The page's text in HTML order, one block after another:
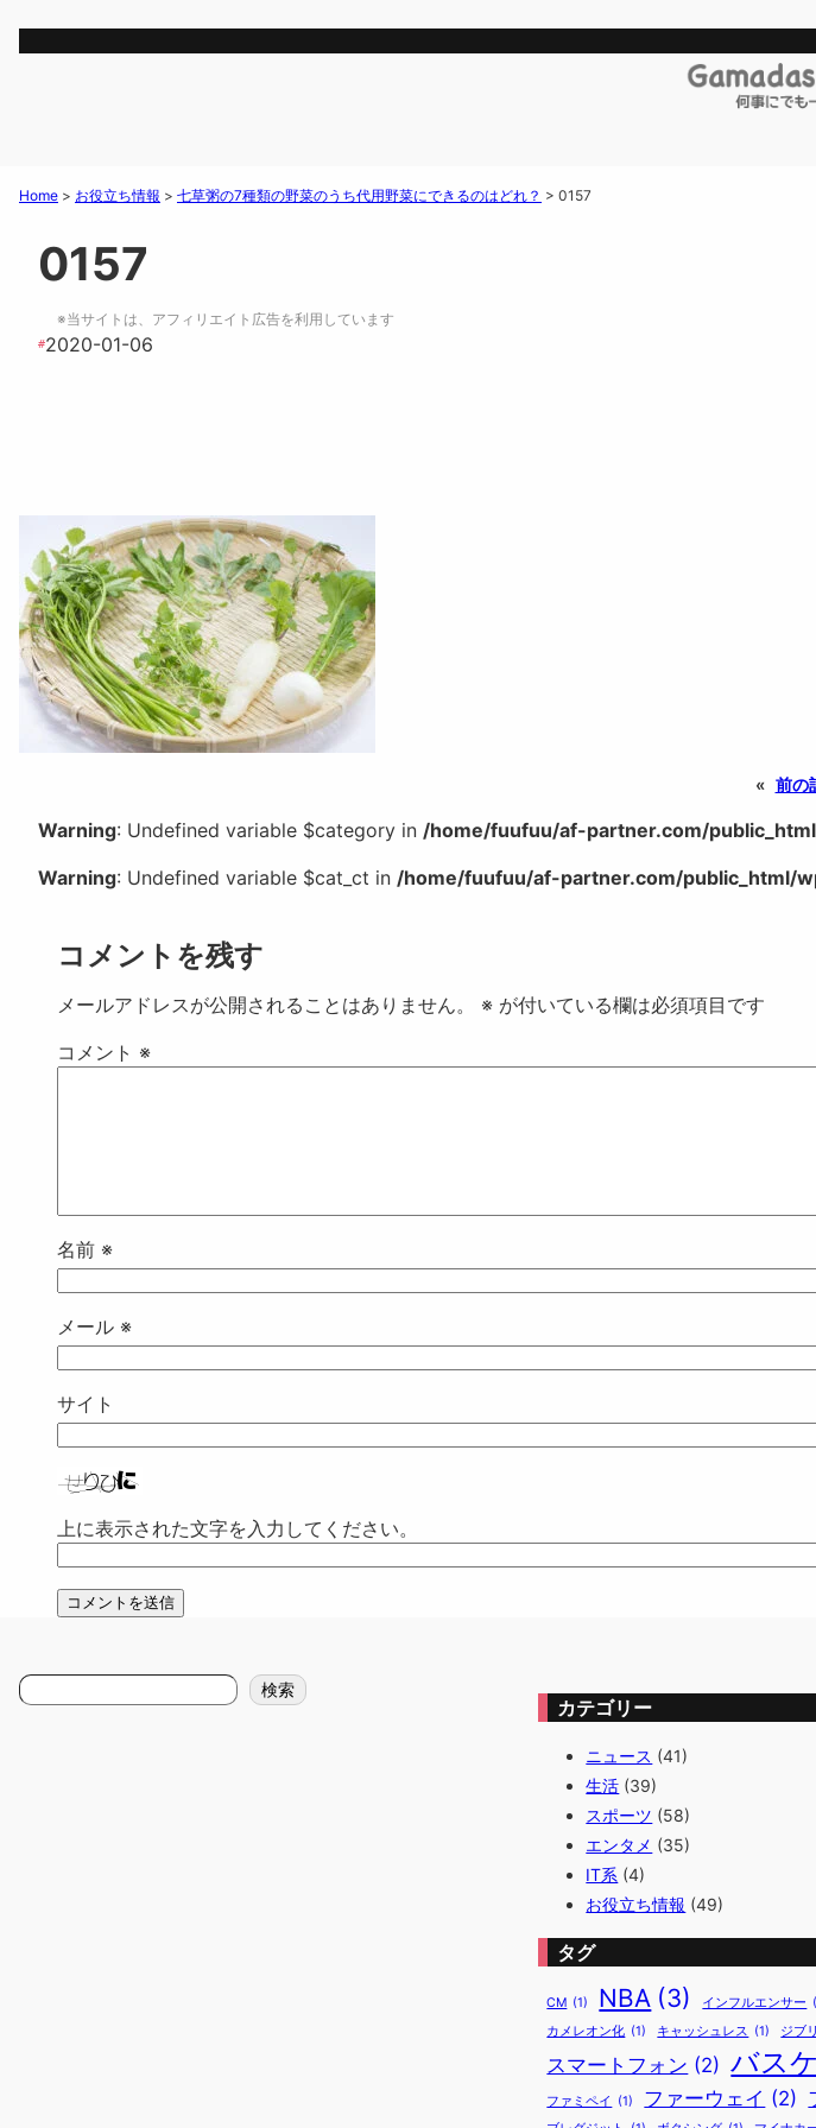
Home > お役立ち情報 > 七草粥の7種類の野菜のうち代用野菜にできるのはどれ？ > 0157
0157
※当サイトは、アフィリエイト広告を利用しています
#2020-01-06
« 前の
Warning: Undefined variable $category in /home/fuufuu/af-partner.com/
Warning: Undefined variable $cat_ct in /home/fuufuu/af-partner.com/public_html/
コメントを残す
メールアドレスが公開されることはありません。 ※ が付いている欄は必須項目です
コメント ※
名前 ※
メール ※
サイト
上に表示された文字を入力してください。
検
索
検索
カテゴリー
ニュース (41)
生活 (39)
スポーツ (58)
エンタメ (35)
IT系 (4)
お役立ち情報 (49)
タグ
CM (1) NBA (3) インフルエンサー
カメレオン化 (1) キャッシュレス (1) ジブ
スマートフォン (2) バス
ファミペイ (1) ファーウェイ (2)